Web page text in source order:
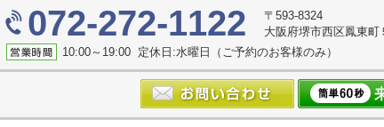
072-272-1122
〒593-8324
大阪府堺市西区鳳東
10:00～19:00 定休日:水曜日（ご予約のお客様のみ）